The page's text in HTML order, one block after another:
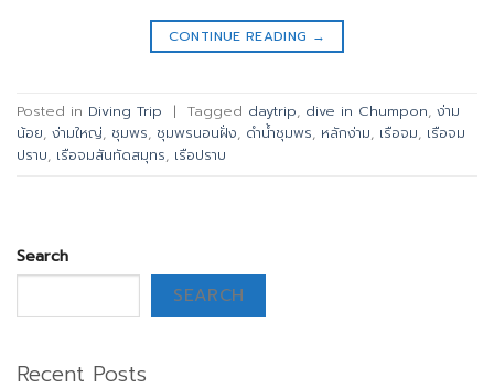
CONTINUE READING →
Posted in Diving Trip | Tagged daytrip, dive in Chumpon, ง่าม
น้อย, ง่ามใหญ่, ชุมพร, ชุมพรนอนฝั่ง, ดำน้ำชุมพร, หลักง่าม, เรือจม, เรือจม
ปราบ, เรือจมสันทัดสมุทร, เรือปราบ
Search
SEARCH
Recent Posts